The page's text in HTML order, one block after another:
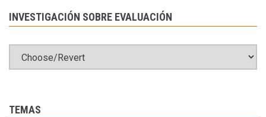
INVESTIGACIÓN SOBRE EVALUACIÓN
TEMAS